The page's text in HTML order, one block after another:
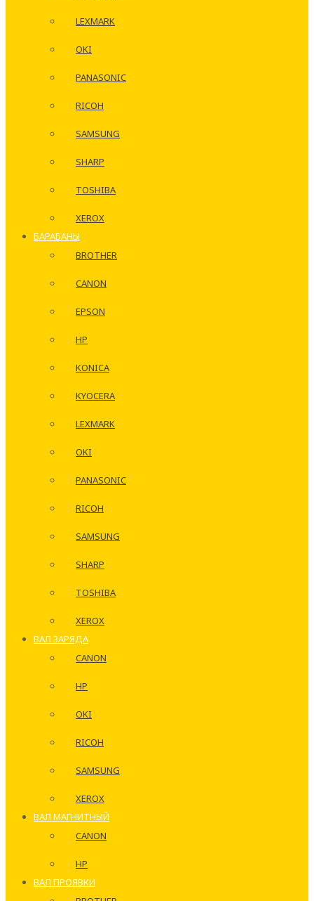
LEXMARK
OKI
PANASONIC
RICOH
SAMSUNG
SHARP
TOSHIBA
XEROX
БАРАБАНЫ
BROTHER
CANON
EPSON
HP
KONICA
KYOCERA
LEXMARK
OKI
PANASONIC
RICOH
SAMSUNG
SHARP
TOSHIBA
XEROX
ВАЛ ЗАРЯДА
CANON
HP
OKI
RICOH
SAMSUNG
XEROX
ВАЛ МАГНИТНЫЙ
CANON
HP
ВАЛ ПРОЯВКИ